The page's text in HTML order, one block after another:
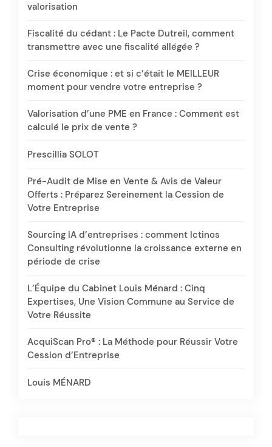
valorisation
Fiscalité du cédant : Le Pacte Dutreil, comment
transmettre avec une fiscalité allégée ?
Crise économique : et si c’était le MEILLEUR
moment pour vendre votre entreprise ?
Valorisation d’une PME en France : Comment est
calculé le prix de vente ?
Prescillia SOLOT
Pré-Audit de Mise en Vente & Avis de Valeur
Offerts : Préparez Sereinement la Cession de
Votre Entreprise
Sourcing IA d’entreprises : comment Ictinos
Consulting révolutionne la croissance externe en
période de crise
L’Équipe du Cabinet Louis Ménard : Cinq
Expertises, Une Vision Commune au Service de
Votre Réussite
AcquiScan Pro® : La Méthode pour Réussir Votre
Cession d’Entreprise
Louis MÉNARD